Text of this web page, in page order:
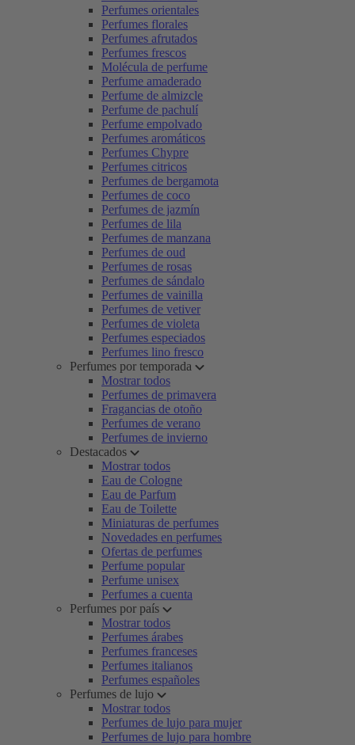
Perfumes orientales
Perfumes florales
Perfumes afrutados
Perfumes frescos
Molécula de perfume
Perfume amaderado
Perfume de almizcle
Perfume de pachulí
Perfume empolvado
Perfumes aromáticos
Perfumes Chypre
Perfumes citricos
Perfumes de bergamota
Perfumes de coco
Perfumes de jazmín
Perfumes de lila
Perfumes de manzana
Perfumes de oud
Perfumes de rosas
Perfumes de sándalo
Perfumes de vainilla
Perfumes de vetiver
Perfumes de violeta
Perfumes especiados
Perfumes lino fresco
Perfumes por temporada
Mostrar todos
Perfumes de primavera
Fragancias de otoño
Perfumes de verano
Perfumes de invierno
Destacados
Mostrar todos
Eau de Cologne
Eau de Parfum
Eau de Toilette
Miniaturas de perfumes
Novedades en perfumes
Ofertas de perfumes
Perfume popular
Perfume unisex
Perfumes a cuenta
Perfumes por país
Mostrar todos
Perfumes árabes
Perfumes franceses
Perfumes italianos
Perfumes españoles
Perfumes de lujo
Mostrar todos
Perfumes de lujo para mujer
Perfumes de lujo para hombre